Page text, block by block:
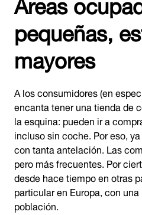
pequeñas,
mayores
A los consumidores (en
encanta tener una tienda de
la esquina: pueden ir a
incluso sin coche. Por eso,
con tanta antelación. Las
pero más frecuentes. Por
desde hace tiempo en otras
particular en Europa, con
población.